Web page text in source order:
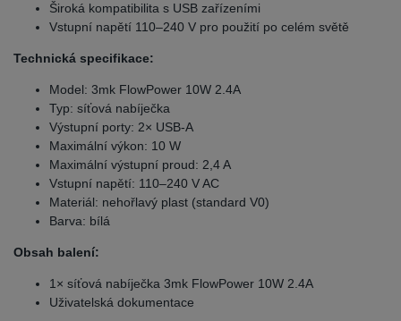
Široká kompatibilita s USB zařízeními
Vstupní napětí 110–240 V pro použití po celém světě
Technická specifikace:
Model: 3mk FlowPower 10W 2.4A
Typ: síťová nabíječka
Výstupní porty: 2× USB-A
Maximální výkon: 10 W
Maximální výstupní proud: 2,4 A
Vstupní napětí: 110–240 V AC
Materiál: nehořlavý plast (standard V0)
Barva: bílá
Obsah balení:
1× síťová nabíječka 3mk FlowPower 10W 2.4A
Uživatelská dokumentace